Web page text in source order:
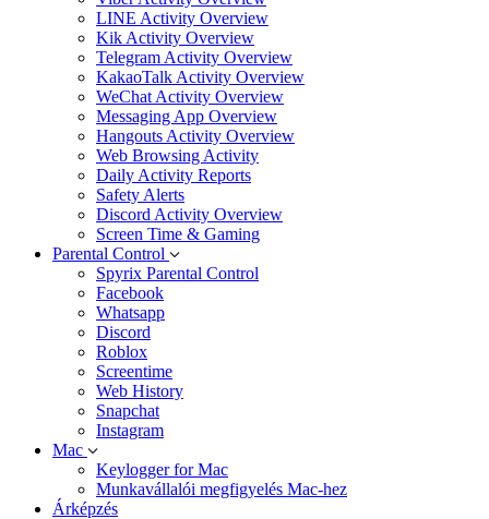
LINE Activity Overview
Kik Activity Overview
Telegram Activity Overview
KakaoTalk Activity Overview
WeChat Activity Overview
Messaging App Overview
Hangouts Activity Overview
Web Browsing Activity
Daily Activity Reports
Safety Alerts
Discord Activity Overview
Screen Time & Gaming
Parental Control
Spyrix Parental Control
Facebook
Whatsapp
Discord
Roblox
Screentime
Web History
Snapchat
Instagram
Mac
Keylogger for Mac
Munkavállalói megfigyelés Mac-hez
Árképzés